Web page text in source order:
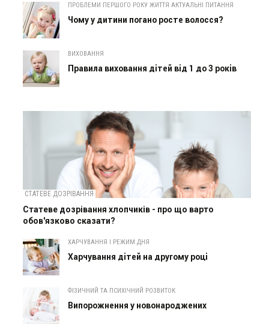
ПРОБЛЕМИ ПЕРШОГО РОКУ ЖИТТЯ АКТУАЛЬНІ ПИТАННЯ
Чому у дитини погано росте волосся?
ВИХОВАННЯ
Правила виховання дітей від 1 до 3 років
СТАТЕВЕ ДОЗРІВАННЯ
Статеве дозрівання хлопчиків - про що варто
обов'язково сказати?
ХАРЧУВАННЯ І РЕЖИМ ДНЯ
Харчування дітей на другому році
ФІЗИЧНИЙ ТА ПСИХІЧНИЙ РОЗВИТОК
Випорожнення у новонароджених